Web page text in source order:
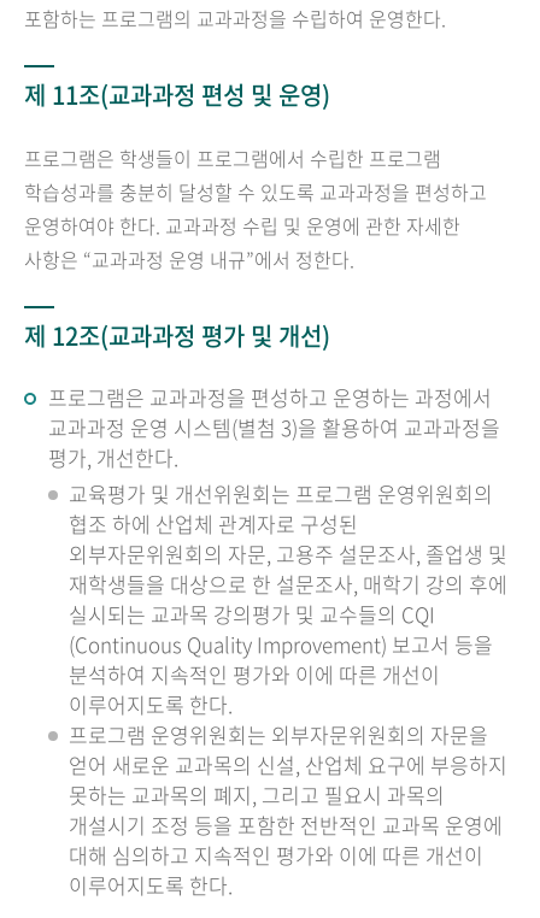
포함하는 프로그램의 교과과정을 수립하여 운영한다.
제 11조(교과과정 편성 및 운영)
프로그램은 학생들이 프로그램에서 수립한 프로그램
학습성과를 충분히 달성할 수 있도록 교과과정을 편성하고
운영하여야 한다. 교과과정 수립 및 운영에 관한 자세한
사항은 “교과과정 운영 내규”에서 정한다.
제 12조(교과과정 평가 및 개선)
프로그램은 교과과정을 편성하고 운영하는 과정에서
교과과정 운영 시스템(별첨 3)을 활용하여 교과과정을
평가, 개선한다.
교육평가 및 개선위원회는 프로그램 운영위원회의
협조 하에 산업체 관계자로 구성된
외부자문위원회의 자문, 고용주 설문조사, 졸업생 및
재학생들을 대상으로 한 설문조사, 매학기 강의 후에
실시되는 교과목 강의평가 및 교수들의 CQI
(Continuous Quality Improvement) 보고서 등을
분석하여 지속적인 평가와 이에 따른 개선이
이루어지도록 한다.
프로그램 운영위원회는 외부자문위원회의 자문을
얻어 새로운 교과목의 신설, 산업체 요구에 부응하지
못하는 교과목의 폐지, 그리고 필요시 과목의
개설시기 조정 등을 포함한 전반적인 교과목 운영에
대해 심의하고 지속적인 평가와 이에 따른 개선이
이루어지도록 한다.